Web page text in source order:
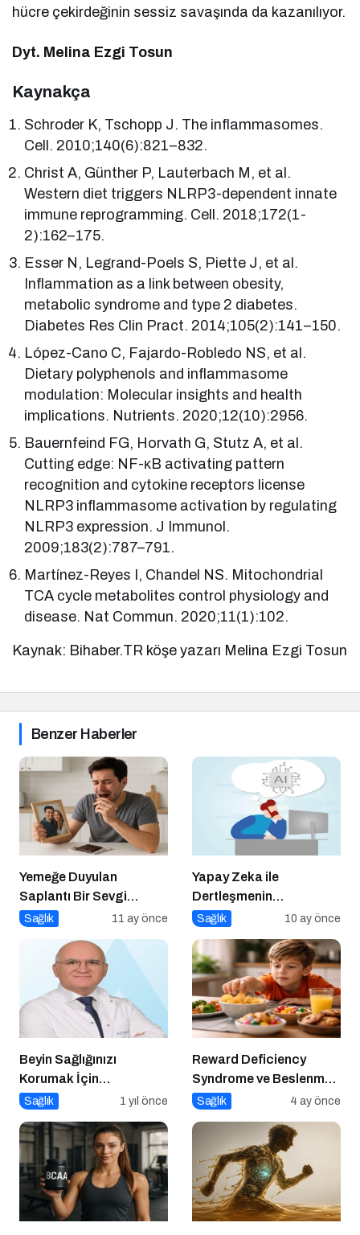
hücre çekirdeğinin sessiz savaşında da kazanılıyor.
Dyt. Melina Ezgi Tosun
Kaynakça
Schroder K, Tschopp J. The inflammasomes.
Cell. 2010;140(6):821–832.
Christ A, Günther P, Lauterbach M, et al.
Western diet triggers NLRP3-dependent innate
immune reprogramming. Cell. 2018;172(1-
2):162–175.
Esser N, Legrand-Poels S, Piette J, et al.
Inflammation as a link between obesity,
metabolic syndrome and type 2 diabetes.
Diabetes Res Clin Pract. 2014;105(2):141–150.
López-Cano C, Fajardo-Robledo NS, et al.
Dietary polyphenols and inflammasome
modulation: Molecular insights and health
implications. Nutrients. 2020;12(10):2956.
Bauernfeind FG, Horvath G, Stutz A, et al.
Cutting edge: NF-κB activating pattern
recognition and cytokine receptors license
NLRP3 inflammasome activation by regulating
NLRP3 expression. J Immunol.
2009;183(2):787–791.
Martínez-Reyes I, Chandel NS. Mitochondrial
TCA cycle metabolites control physiology and
disease. Nat Commun. 2020;11(1):102.
Kaynak: Bihaber.TR köşe yazarı Melina Ezgi Tosun
Benzer Haberler
Yemeğe Duyulan
Saplantı Bir Sevgi
İhtiyacıdır
Sağlık 11 ay önce
Yapay Zeka ile
Dertleşmenin
Görünmeyen Tehlikeleri!
Sağlık 10 ay önce
Beyin Sağlığınızı
Korumak İçin
Uygulayabileceğiniz 7
Sağlık 1 yıl önce
Reward Deficiency
Syndrome ve Beslenme
Davranışı
Sağlık 4 ay önce